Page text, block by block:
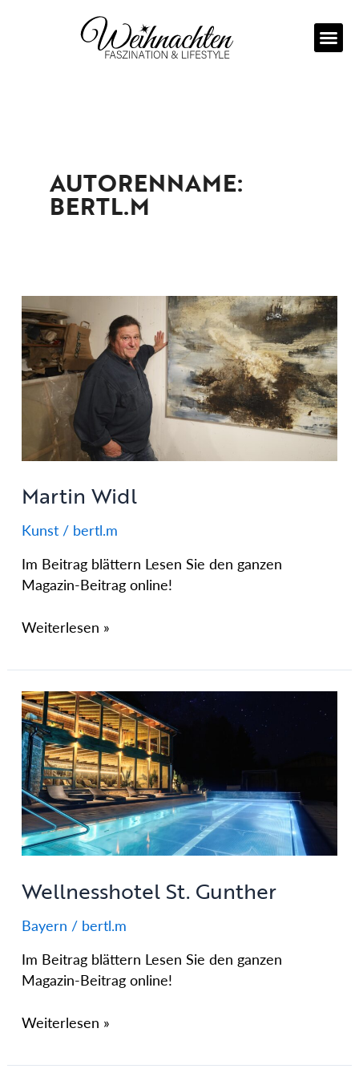
AUTORENNAME:
BERTL.M
Martin Widl
Kunst/ bertl.m
Im Beitrag blättern Lesen Sie den ganzen
Magazin-Beitrag online!
Martin
Widl
Weiterlesen »
Wellnesshotel St. Gunther
Bayern / bertl.m
Im Beitrag blättern Lesen Sie den ganzen
Magazin-Beitrag online!
Wellnesshotel
St.
Gunther
Weiterlesen »